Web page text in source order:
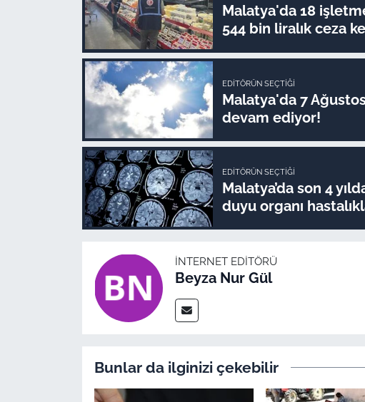
Malatya'da 18
544 bin liralık ceza
EDITÖRÜN SEÇTIĞI
Malatya'da 7
devam ediyor!
EDITÖRÜN SEÇTIĞI
Malatya’da son 4
duyu organı
İNTERNET EDITÖRÜ
Beyza Nur Gül
Bunlar da ilginizi çekebilir